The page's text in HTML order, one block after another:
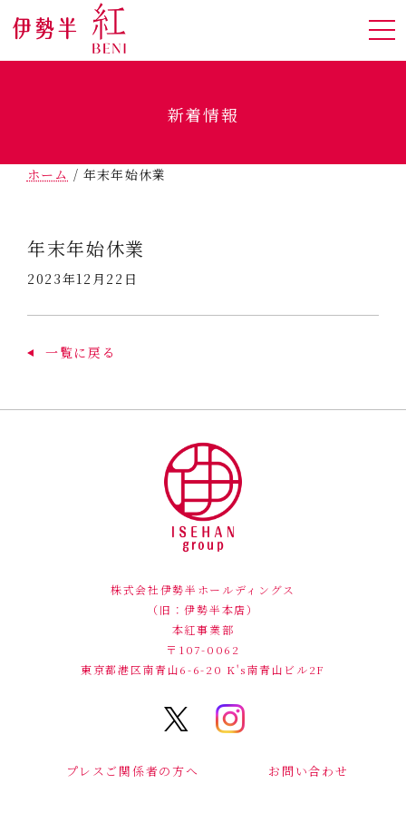
新着情報
ホーム /年末年始休業
年末年始休業
2023年12月22日
一覧に戻る
株式会社伊勢半ホールディングス
（旧：伊勢半本店）
本紅事業部
〒107-0062
東京都港区南青山6-6-20 K's南青山ビル2F
プレスご関係者の方へ お問い合わせ